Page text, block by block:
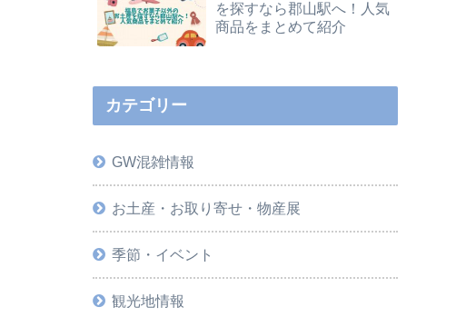
を探すなら郡山駅へ！人気
商品をまとめて紹介
カテゴリー
GW混雑情報
お土産・お取り寄せ・物産展
季節・イベント
観光地情報